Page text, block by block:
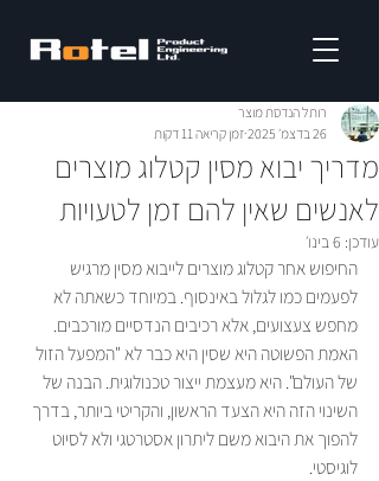
מדריך יבוא מסין קטלוג מוצרים
לאנשים שאין להם זמן לטעויות
רותל הנדסת מוצר
26 בדצמ׳ 2025
זמן קריאה 11 דקות
עודכן: 6 בינו׳
החיפוש אחר קטלוג מוצרים לייבוא מסין מרגיש
לפעמים כמו לגלול באינסוף. במיוחד כשאתה לא
מחפש צעצועים, אלא רכיבים הנדסיים מורכבים.
האמת הפשוטה היא שסין היא כבר לא "המפעל הזול
של העולם". היא מעצמת ייצור טכנולוגית. הבנה של
השינוי הזה היא הצעד הראשון, והקריטי ביותר, בדרך
להפוך את היבוא משם ליתרון אסטרטגי ולא לסיוט
לוגיסטי.